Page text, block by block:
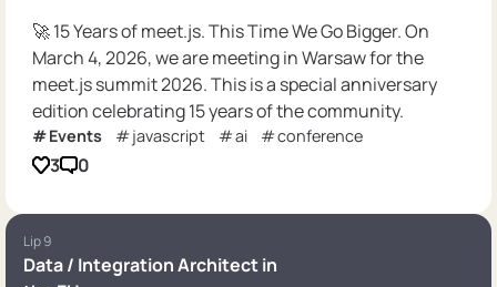
🚀 15 Years of meet.js. This Time We Go Bigger. On
March 4, 2026, we are meeting in Warsaw for the
meet.js summit 2026. This is a special anniversary
edition celebrating 15 years of the community.
Events javascript ai conference
3 0
Lip 9
Data / Integration Architect in